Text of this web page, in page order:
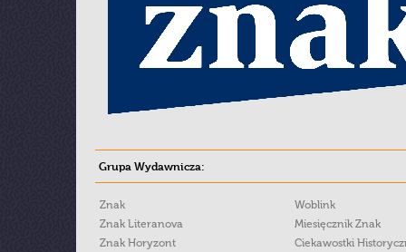
Grupa Wydawnicza:
Znak
Znak Literanova
Znak Horyzont
Woblink
Miesięcznik Znak
Ciekawostki